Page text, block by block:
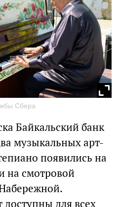
Сбера
Байкальский банк
музыкальных арт-
появились на
на смотровой
для всех